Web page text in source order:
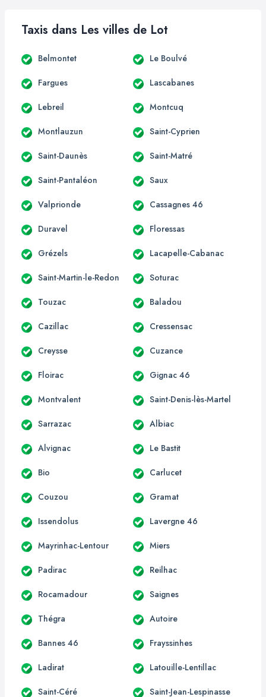
Taxis dans Les villes de Lot
Belmontet Le Boulvé
Fargues Lascabanes
Lebreil Montcuq
Montlauzun Saint-Cyprien
Saint-Daunès Saint-Matré
Saint-Pantaléon Saux
Valprionde Cassagnes 46
Duravel Floressas
Grézels Lacapelle-Cabanac
Saint-Martin-le-Redon Soturac
Touzac Baladou
Cazillac Cressensac
Creysse Cuzance
Floirac Gignac 46
Montvalent Saint-Denis-lès-Martel
Sarrazac Albiac
Alvignac Le Bastit
Bio Carlucet
Couzou Gramat
Issendolus Lavergne 46
Mayrinhac-Lentour Miers
Padirac Reilhac
Rocamadour Saignes
Thégra Autoire
Bannes 46 Frayssinhes
Ladirat Latouille-Lentillac
Saint-Céré Saint-Jean-Lespinasse